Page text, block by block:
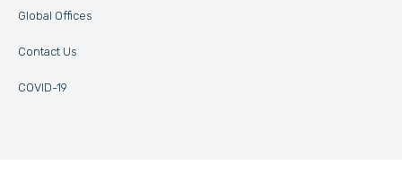
Global Offices
Contact Us
COVID-19